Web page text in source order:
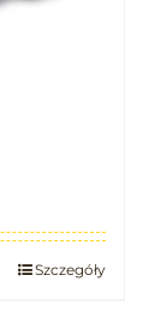
Szczegóły